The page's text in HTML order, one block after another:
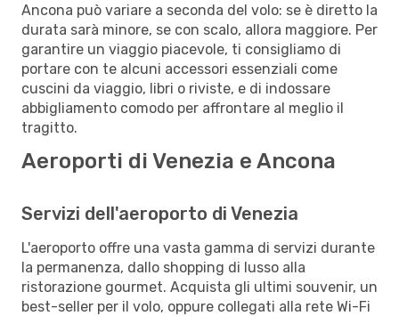
Ancona può variare a seconda del volo: se è diretto la
durata sarà minore, se con scalo, allora maggiore. Per
garantire un viaggio piacevole, ti consigliamo di
portare con te alcuni accessori essenziali come
cuscini da viaggio, libri o riviste, e di indossare
abbigliamento comodo per affrontare al meglio il
tragitto.
Aeroporti di Venezia e Ancona
Servizi dell'aeroporto di Venezia
L'aeroporto offre una vasta gamma di servizi durante
la permanenza, dallo shopping di lusso alla
ristorazione gourmet. Acquista gli ultimi souvenir, un
best-seller per il volo, oppure collegati alla rete Wi-Fi